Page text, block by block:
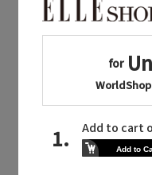
同じ
同じ